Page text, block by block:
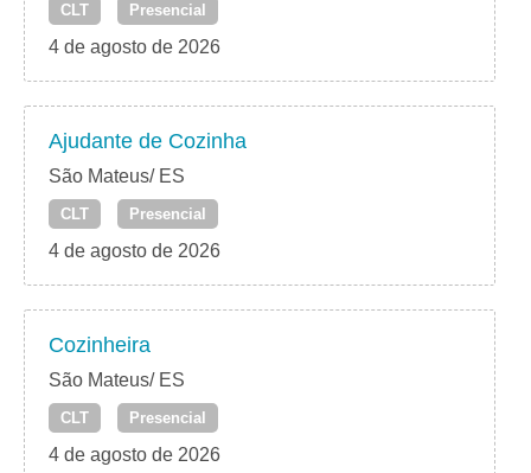
CLT Presencial
4 de agosto de 2026
Ajudante de Cozinha
São Mateus/ ES
CLT Presencial
4 de agosto de 2026
Cozinheira
São Mateus/ ES
CLT Presencial
4 de agosto de 2026